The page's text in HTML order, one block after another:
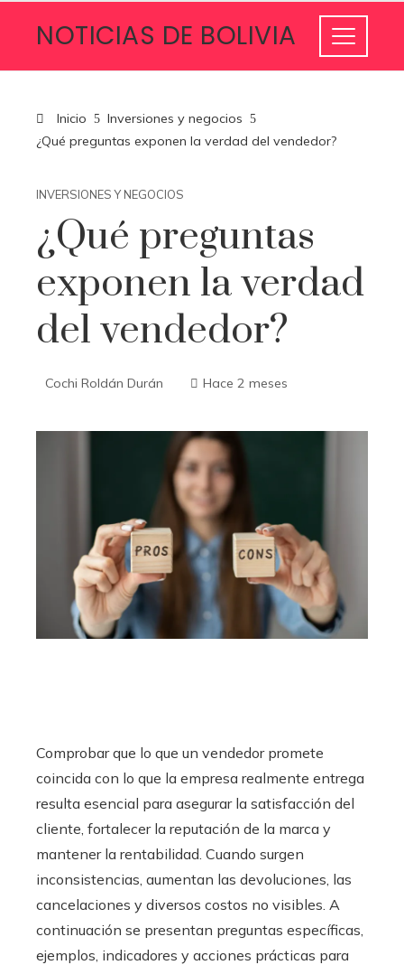
NOTICIAS DE BOLIVIA
Inicio
Inversiones y negocios
¿Qué preguntas exponen la verdad del vendedor?
INVERSIONES Y NEGOCIOS
¿Qué preguntas
exponen la verdad
del vendedor?
Cochi Roldán Durán Hace 2 meses
Comprobar que lo que un vendedor promete
coincida con lo que la empresa realmente entrega
resulta esencial para asegurar la satisfacción del
cliente, fortalecer la reputación de la marca y
mantener la rentabilidad. Cuando surgen
inconsistencias, aumentan las devoluciones, las
cancelaciones y diversos costos no visibles. A
continuación se presentan preguntas específicas,
ejemplos, indicadores y acciones prácticas para